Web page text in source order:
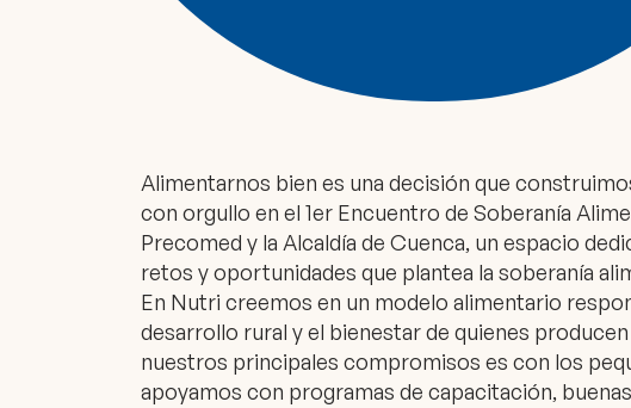
Alimentarnos bien es una decisión que
con orgullo en el 1er Encuentro de Soberanía
Precomed y la Alcaldía de Cuenca, un espacio
retos y oportunidades que plantea la soberanía
En Nutri creemos en un modelo alimentario
desarrollo rural y el bienestar de quienes
nuestros principales compromisos es con los
apoyamos con programas de capacitación,